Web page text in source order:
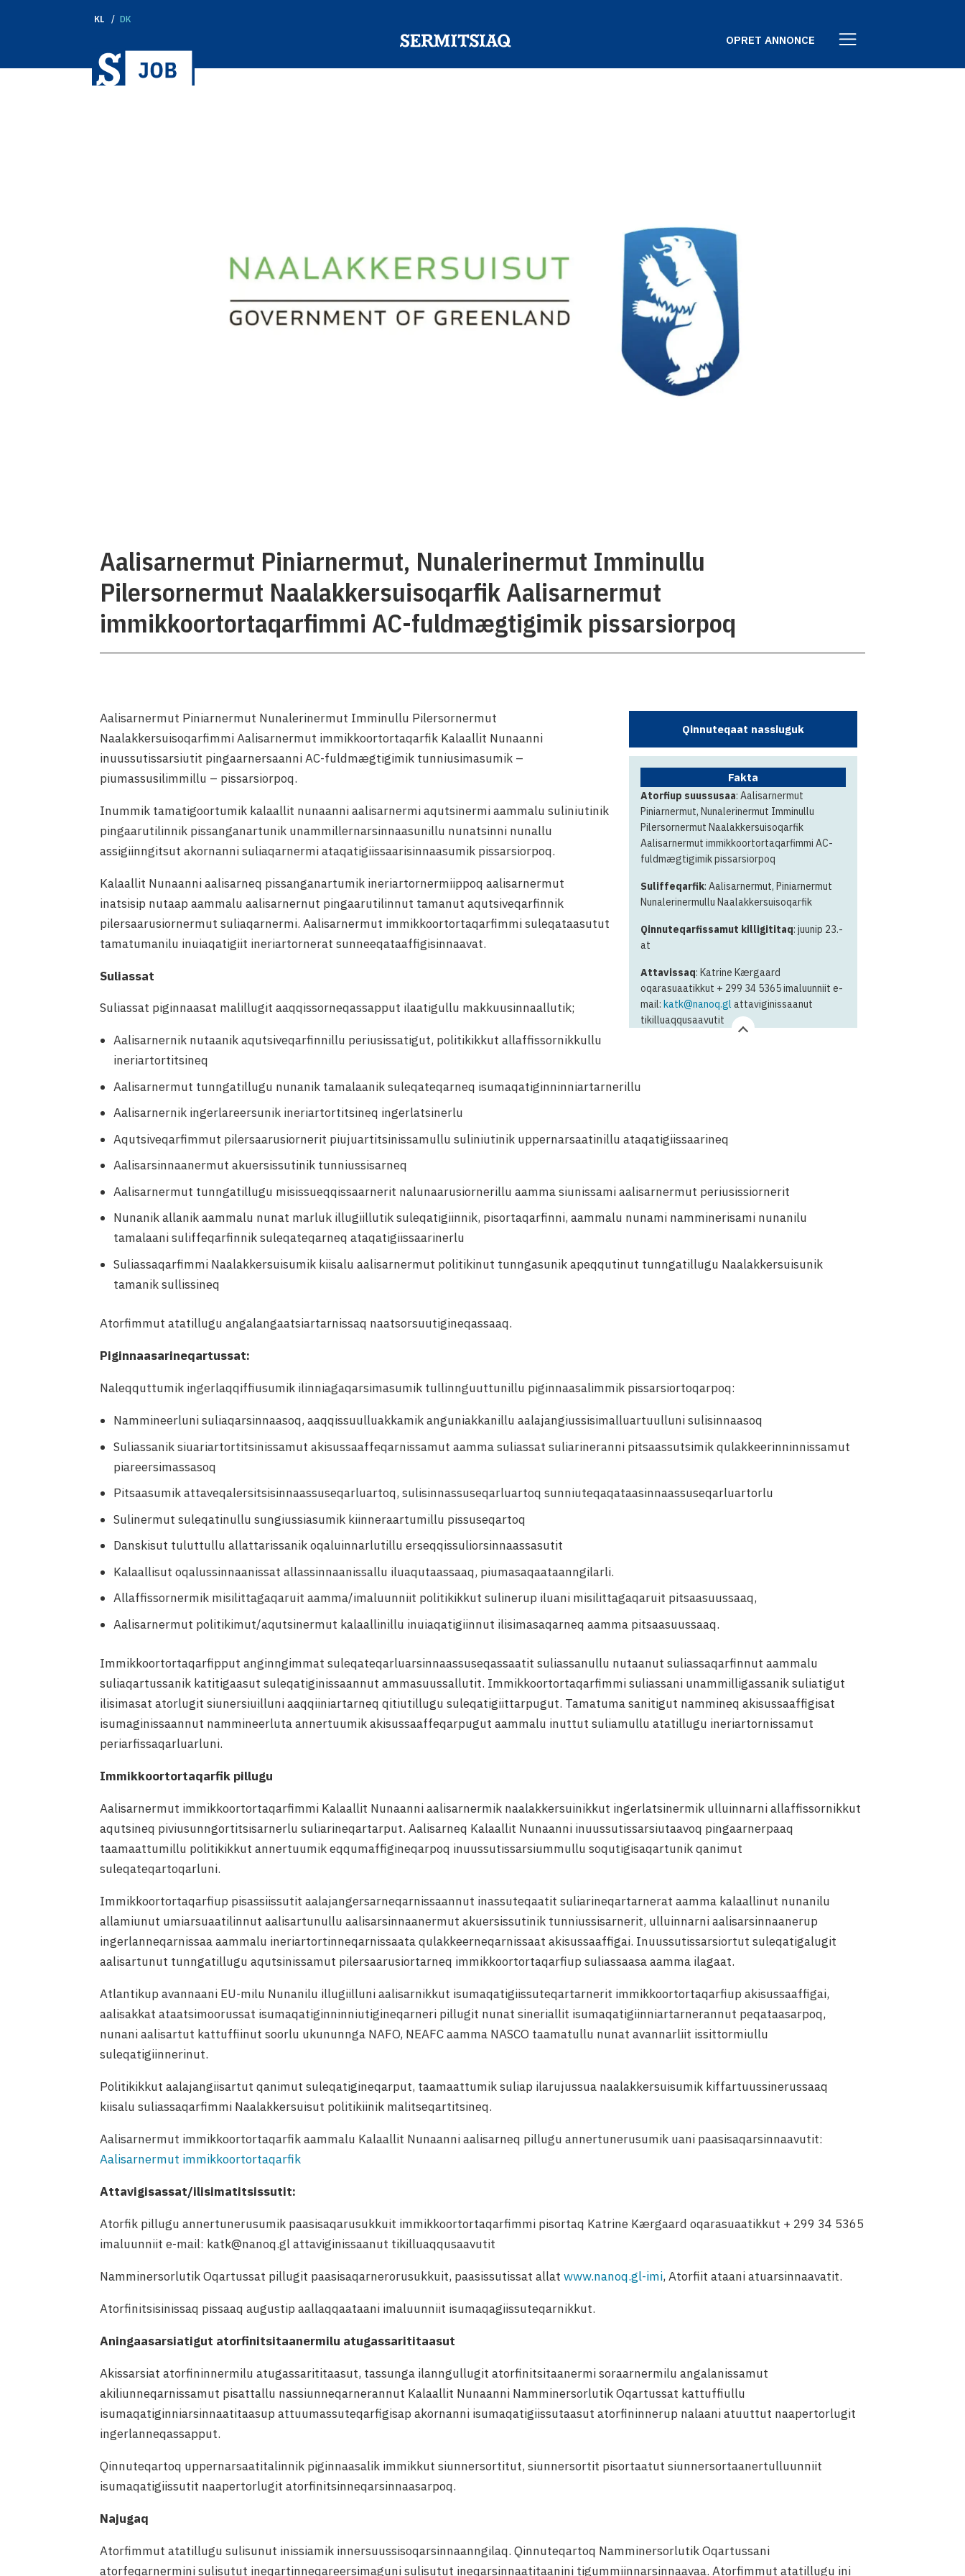
KL DK
OPRET ANNONCE
Aalisarnermut Piniarnermut, Nunalerinermut Imminullu
Pilersornermut Naalakkersuisoqarfik Aalisarnermut
immikkoortortaqarfimmi AC-fuldmægtigimik pissarsiorpoq
Qinnuteqaat nassiuguk
Fakta
Atorfiup suussusaa: Aalisarnermut
Piniarnermut, Nunalerinermut Imminullu
Pilersornermut Naalakkersuisoqarfik
Aalisarnermut immikkoortortaqarfimmi AC-
fuldmægtigimik pissarsiorpoq
Suliffeqarfik: Aalisarnermut, Piniarnermut
Nunalerinermullu Naalakkersuisoqarfik
Qinnuteqarfissamut killigititaq: juunip 23.-
at
Attavissaq: Katrine Kærgaard
oqarasuaatikkut + 299 34 5365 imaluunniit e-
mail: katk@nanoq.gl attaviginissaanut
tikilluaqqusaavutit
Aalisarnermut Piniarnermut Nunalerinermut Imminullu Pilersornermut
Naalakkersuisoqarfimmi Aalisarnermut immikkoortortaqarfik Kalaallit Nunaanni
inuussutissarsiutit pingaarnersaanni AC-fuldmægtigimik tunniusimasumik –
piumassusilimmillu – pissarsiorpoq.
Inummik tamatigoortumik kalaallit nunaanni aalisarnermi aqutsinermi aammalu suliniutinik
pingaarutilinnik pissanganartunik unammillernarsinnaasunillu nunatsinni nunallu
assigiinngitsut akornanni suliaqarnermi ataqatigiissaarisinnaasumik pissarsiorpoq.
Kalaallit Nunaanni aalisarneq pissanganartumik ineriartornermiippoq aalisarnermut
inatsisip nutaap aammalu aalisarnernut pingaarutilinnut tamanut aqutsiveqarfinnik
pilersaarusiornermut suliaqarnermi. Aalisarnermut immikkoortortaqarfimmi suleqataasutut
tamatumanilu inuiaqatigiit ineriartornerat sunneeqataaffigisinnaavat.
Suliassat
Suliassat piginnaasat malillugit aaqqissorneqassapput ilaatigullu makkuusinnaallutik;
Aalisarnernik nutaanik aqutsiveqarfinnillu periusissatigut, politikikkut allaffissornikkullu
ineriartortitsineq
Aalisarnermut tunngatillugu nunanik tamalaanik suleqateqarneq isumaqatiginninniartarnerillu
Aalisarnernik ingerlareersunik ineriartortitsineq ingerlatsinerlu
Aqutsiveqarfimmut pilersaarusiornerit piujuartitsinissamullu suliniutinik uppernarsaatinillu ataqatigiissaarineq
Aalisarsinnaanermut akuersissutinik tunniussisarneq
Aalisarnermut tunngatillugu misissueqqissaarnerit nalunaarusiornerillu aamma siunissami aalisarnermut periusissiornerit
Nunanik allanik aammalu nunat marluk illugiillutik suleqatigiinnik, pisortaqarfinni, aammalu nunami namminerisami nunanilu
tamalaani suliffeqarfinnik suleqateqarneq ataqatigiissaarinerlu
Suliassaqarfimmi Naalakkersuisumik kiisalu aalisarnermut politikinut tunngasunik apeqqutinut tunngatillugu Naalakkersuisunik
tamanik sullissineq
Atorfimmut atatillugu angalangaatsiartarnissaq naatsorsuutigineqassaaq.
Piginnaasarineqartussat:
Naleqquttumik ingerlaqqiffiusumik ilinniagaqarsimasumik tullinnguuttunillu piginnaasalimmik pissarsiortoqarpoq:
Nammineerluni suliaqarsinnaasoq, aaqqissuulluakkamik anguniakkanillu aalajangiussisimalluartuulluni sulisinnaasoq
Suliassanik siuariartortitsinissamut akisussaaffeqarnissamut aamma suliassat suliarineranni pitsaassutsimik qulakkeerinninnissamut
piareersimassasoq
Pitsaasumik attaveqalersitsisinnaassuseqarluartoq, sulisinnassuseqarluartoq sunniuteqaqataasinnaassuseqarluartorlu
Sulinermut suleqatinullu sungiussiasumik kiinneraartumillu pissuseqartoq
Danskisut tuluttullu allattarissanik oqaluinnarlutillu erseqqissuliorsinnaassasutit
Kalaallisut oqalussinnaanissat allassinnaanissallu iluaqutaassaaq, piumasaqaataanngilarli.
Allaffissornermik misilittagaqaruit aamma/imaluunniit politikikkut sulinerup iluani misilittagaqaruit pitsaasuussaaq,
Aalisarnermut politikimut/aqutsinermut kalaallinillu inuiaqatigiinnut ilisimasaqarneq aamma pitsaasuussaaq.
Immikkoortortaqarfipput anginngimmat suleqateqarluarsinnaassuseqassaatit suliassanullu nutaanut suliassaqarfinnut aammalu
suliaqartussanik katitigaasut suleqatiginissaannut ammasuussallutit. Immikkoortortaqarfimmi suliassani unammilligassanik suliatigut
ilisimasat atorlugit siunersiuilluni aaqqiiniartarneq qitiutillugu suleqatigiittarpugut. Tamatuma sanitigut nammineq akisussaaffigisat
isumaginissaannut nammineerluta annertuumik akisussaaffeqarpugut aammalu inuttut suliamullu atatillugu ineriartornissamut
periarfissaqarluarluni.
Immikkoortortaqarfik pillugu
Aalisarnermut immikkoortortaqarfimmi Kalaallit Nunaanni aalisarnermik naalakkersuinikkut ingerlatsinermik ulluinnarni allaffissornikkut
aqutsineq piviusunngortitsisarnerlu suliarineqartarput. Aalisarneq Kalaallit Nunaanni inuussutissarsiutaavoq pingaarnerpaaq
taamaattumillu politikikkut annertuumik eqqumaffigineqarpoq inuussutissarsiummullu soqutigisaqartunik qanimut
suleqateqartoqarluni.
Immikkoortortaqarfiup pisassiissutit aalajangersarneqarnissaannut inassuteqaatit suliarineqartarnerat aamma kalaallinut nunanilu
allamiunut umiarsuaatilinnut aalisartunullu aalisarsinnaanermut akuersissutinik tunniussisarnerit, ulluinnarni aalisarsinnaanerup
ingerlanneqarnissaa aammalu ineriartortinneqarnissaata qulakkeerneqarnissaat akisussaaffigai. Inuussutissarsiortut suleqatigalugit
aalisartunut tunngatillugu aqutsinissamut pilersaarusiortarneq immikkoortortaqarfiup suliassaasa aamma ilagaat.
Atlantikup avannaani EU-milu Nunanilu illugiilluni aalisarnikkut isumaqatigiissuteqartarnerit immikkoortortaqarfiup akisussaaffigai,
aalisakkat ataatsimoorussat isumaqatiginninniutigineqarneri pillugit nunat sineriallit isumaqatigiinniartarnerannut peqataasarpoq,
nunani aalisartut kattuffiinut soorlu ukununnga NAFO, NEAFC aamma NASCO taamatullu nunat avannarliit issittormiullu
suleqatigiinnerinut.
Politikikkut aalajangiisartut qanimut suleqatigineqarput, taamaattumik suliap ilarujussua naalakkersuisumik kiffartuussinerussaaq
kiisalu suliassaqarfimmi Naalakkersuisut politikiinik malitseqartitsineq.
Aalisarnermut immikkoortortaqarfik aammalu Kalaallit Nunaanni aalisarneq pillugu annertunerusumik uani paasisaqarsinnaavutit:
Aalisarnermut immikkoortortaqarfik
Attavigisassat/ilisimatitsissutit:
Atorfik pillugu annertunerusumik paasisaqarusukkuit immikkoortortaqarfimmi pisortaq Katrine Kærgaard oqarasuaatikkut + 299 34 5365
imaluunniit e-mail: katk@nanoq.gl attaviginissaanut tikilluaqqusaavutit
Namminersorlutik Oqartussat pillugit paasisaqarnerorusukkuit, paasissutissat allatwww.nanoq.gl-imi, Atorfiit ataani atuarsinnaavatit.
Atorfinitsisinissaq pissaaq augustip aallaqqaataani imaluunniit isumaqagiissuteqarnikkut.
Aningaasarsiatigut atorfinitsitaanermilu atugassarititaasut
Akissarsiat atorfininnermilu atugassarititaasut, tassunga ilanngullugit atorfinitsitaanermi soraarnermilu angalanissamut
akiliunneqarnissamut pisattallu nassiunneqarnerannut Kalaallit Nunaanni Namminersorlutik Oqartussat kattuffiullu
isumaqatiginniarsinnaatitaasup attuumassuteqarfigisap akornanni isumaqatigiissutaasut atorfininnerup nalaani atuuttut naapertorlugit
ingerlanneqassapput.
Qinnuteqartoq uppernarsaatitalinnik piginnaasalik immikkut siunnersortitut, siunnersortit pisortaatut siunnersortaanertulluunniit
isumaqatigiissutit naapertorlugit atorfinitsinneqarsinnaasarpoq.
Najugaq
Atorfimmut atatillugu sulisunut inissiamik innersuussisoqarsinnaanngilaq. Qinnuteqartoq Namminersorlutik Oqartussani
atorfeqarnermini sulisutut ineqartinneqareersimaguni sulisutut ineqarsinnaatitaanini tigummiinnarsinnaavaa. Atorfimmut atatillugu ini